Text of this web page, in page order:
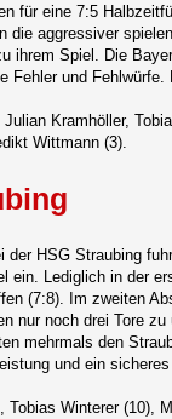
für eine 7:5
die aggressiver
ihrem Spiel. Die
Fehler und Fehlwürfe.
Kramhöller,
Wittmann (3).
der HSG Straubing
ein. Lediglich in der
(7:8). Im zweiten
nur noch drei Tore zu
mehrmals den
und ein
Tobias Winterer (10),